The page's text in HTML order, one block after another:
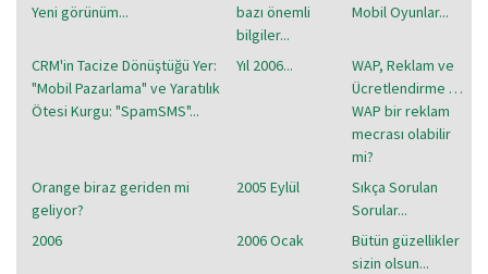
Yeni görünüm...
bazı önemli
bilgiler...
Mobil Oyunlar...
CRM'in Tacize Dönüştüğü Yer:
"Mobil Pazarlama" ve Yaratılık
Ötesi Kurgu: "SpamSMS"...
Yıl 2006...
WAP, Reklam ve
Ücretlendirme …
WAP bir reklam
mecrası olabilir
mi?
Orange biraz geriden mi
geliyor?
2005 Eylül
Sıkça Sorulan
Sorular...
2006
2006 Ocak
Bütün güzellikler
sizin olsun...